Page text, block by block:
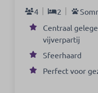
4
2
Centraal
vijverpartij
Sfeerhaard
Perfect voor